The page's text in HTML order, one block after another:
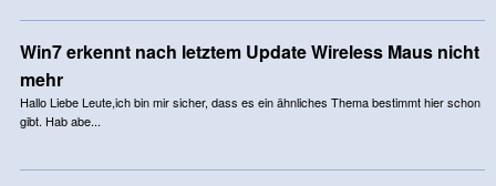
Win7 erkennt nach letztem Update Wireless Maus nicht
mehr
Hallo Liebe Leute,ich bin mir sicher, dass es ein ähnliches Thema bestimmt hier schon
gibt. Hab abe...